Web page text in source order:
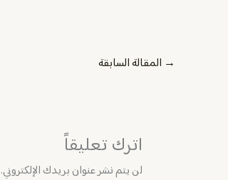
→ المقالة السابقة
اترك تعليقاً
لن يتم نشر عنوان بريدك الإلكتروني.